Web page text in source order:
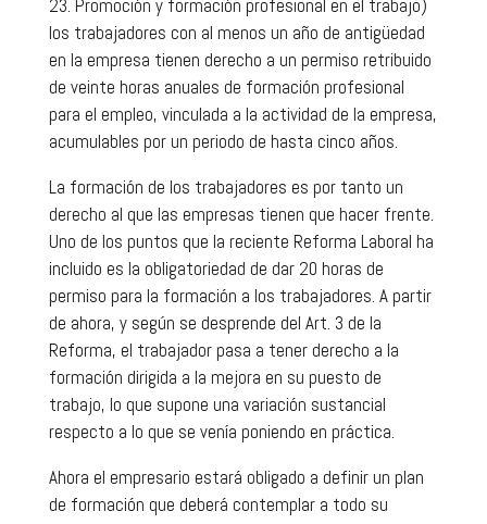
23. Promoción y formación profesional en el trabajo)
los trabajadores con al menos un año de antigüedad
en la empresa tienen derecho a un permiso retribuido
de veinte horas anuales de formación profesional
para el empleo, vinculada a la actividad de la empresa,
acumulables por un periodo de hasta cinco años.
La formación de los trabajadores es por tanto un
derecho al que las empresas tienen que hacer frente.
Uno de los puntos que la reciente Reforma Laboral ha
incluido es la obligatoriedad de dar 20 horas de
permiso para la formación a los trabajadores. A partir
de ahora, y según se desprende del Art. 3 de la
Reforma, el trabajador pasa a tener derecho a la
formación dirigida a la mejora en su puesto de
trabajo, lo que supone una variación sustancial
respecto a lo que se venía poniendo en práctica.
Ahora el empresario estará obligado a definir un plan
de formación que deberá contemplar a todo su